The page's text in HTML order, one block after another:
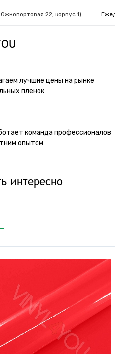
22, корпус 1)
лучшие цены на рынке
пленок
команда профессионалов
опытом
интересно